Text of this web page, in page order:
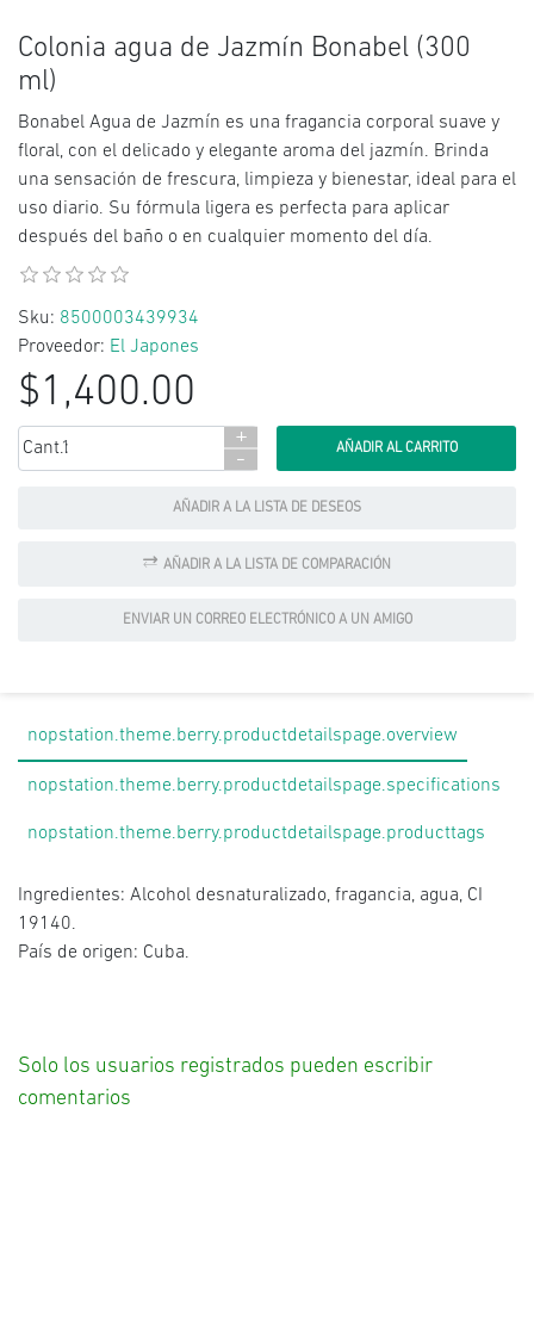
Colonia agua de Jazmín Bonabel (300
ml)
Bonabel Agua de Jazmín es una fragancia corporal suave y
floral, con el delicado y elegante aroma del jazmín. Brinda
una sensación de frescura, limpieza y bienestar, ideal para el
uso diario. Su fórmula ligera es perfecta para aplicar
después del baño o en cualquier momento del día.
Sku: 8500003439934
Proveedor: El Japones
$1,400.00
Cant.:
+
-
AÑADIR A LA LISTA DE DESEOS
AÑADIR A LA LISTA DE COMPARACIÓN
ENVIAR UN CORREO ELECTRÓNICO A UN AMIGO
nopstation.theme.berry.productdetailspage.overview
nopstation.theme.berry.productdetailspage.specifications
nopstation.theme.berry.productdetailspage.producttags
Ingredientes: Alcohol desnaturalizado, fragancia, agua, CI
19140.
País de origen: Cuba.
Solo los usuarios registrados pueden escribir
comentarios